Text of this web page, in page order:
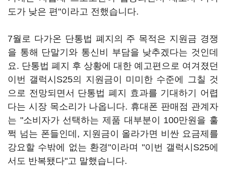
도가 낮은 편"이라고 전했습니다.
7월로 다가온 단통법 폐지의 주 목적은 지원금 경쟁
을 통해 단말기와 통신비 부담을 낮추겠다는 것인데
요. 단통법 폐지 후 상황에 대한 예고편으로 여겨졌던
이번 갤럭시S25의 지원금이 미미한 수준에 그칠 것
으로 전망되면서 단통법 폐지 효과를 기대하기 어렵
다는 시장 목소리가 나옵니다. 휴대폰 판매점 관계자
는 "소비자가 선택하는 제품 대부분이 100만원을 훌
쩍 넘는 폰들인데, 지원금이 올라가면 비싼 요금제를
강요할 수밖에 없는 환경"이라며 "이번 갤럭시S25에
서도 반복됐다"고 말했습니다.